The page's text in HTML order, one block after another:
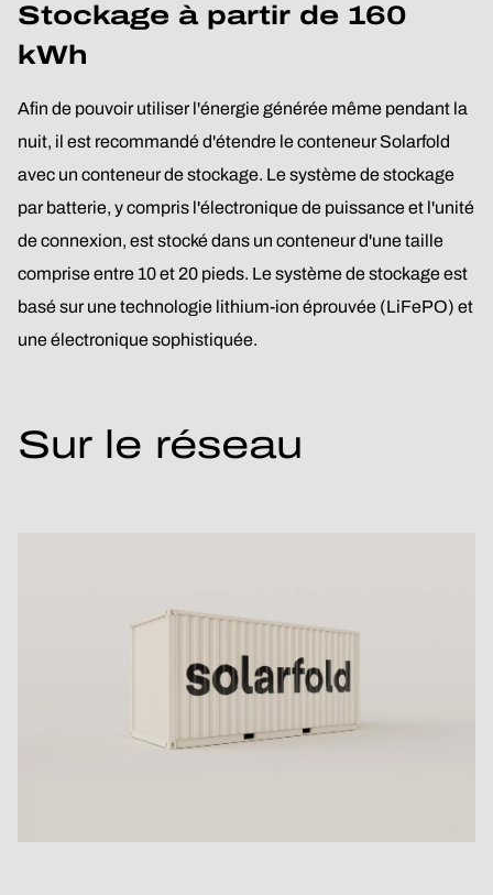
Stockage à partir de 160
kWh
Afin de pouvoir utiliser l'énergie générée même pendant la
nuit, il est recommandé d'étendre le conteneur Solarfold
avec un conteneur de stockage. Le système de stockage
par batterie, y compris l'électronique de puissance et l'unité
de connexion, est stocké dans un conteneur d'une taille
comprise entre 10 et 20 pieds. Le système de stockage est
basé sur une technologie lithium-ion éprouvée (LiFePO) et
une électronique sophistiquée.
Sur le réseau